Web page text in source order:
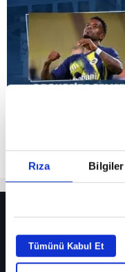
Rıza Bilgiler
Tümünü Kabul Et
Reddet
Fenerbahçe’de sürpriz
Fenerbahçe’nin yeni